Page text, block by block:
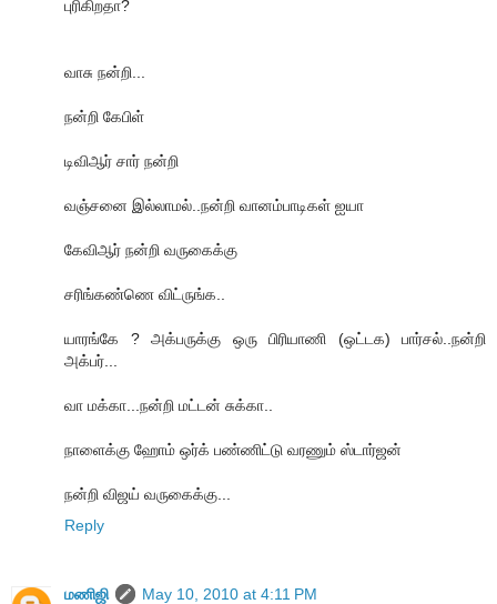
புரிகிறதா?
வாசு நன்றி...
நன்றி கேபிள்
டிவிஆர் சார் நன்றி
வஞ்சனை இல்லாமல்..நன்றி வானம்பாடிகள் ஐயா
கேவிஆர் நன்றி வருகைக்கு
சரிங்கண்ணெ விட்ருங்க..
யாரங்கே ? அக்பருக்கு ஒரு பிரியாணி (ஒட்டக) பார்சல்..நன்றி
அக்பர்...
வா மக்கா...நன்றி மட்டன் சுக்கா..
நாளைக்கு ஹோம் ஒர்க் பண்ணிட்டு வரணும் ஸ்டார்ஜன்
நன்றி விஜய் வருகைக்கு...
Reply
மணிஜி
May 10, 2010 at 4:11 PM